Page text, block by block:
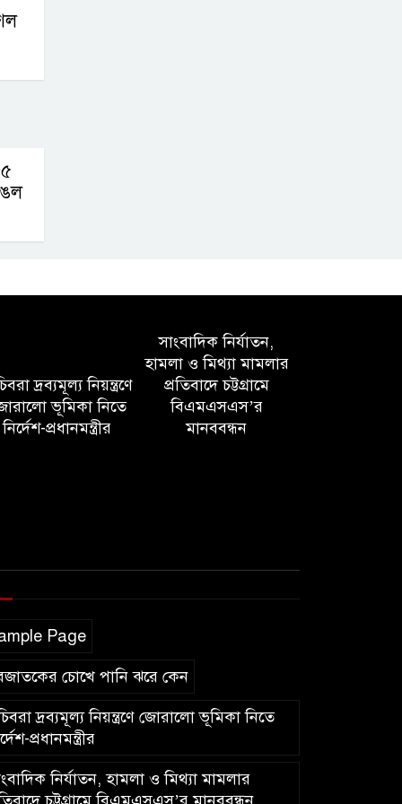
দ্রব্যমূল্য নিয়ন্ত্রণে
ভূমিকা নিতে
নির্দেশ-প্রধানমন্ত্রীর
সাংবাদিক নির্যাতন,
হামলা ও মিথ্যা মামলার
প্রতিবাদে চট্টগ্রামে
বিএমএসএস’র
মানববন্ধন
Page
চোখে পানি ঝরে কেন
দ্রব্যমূল্য নিয়ন্ত্রণে জোরালো ভূমিকা নিতে
প্রধানমন্ত্রীর
নির্যাতন, হামলা ও মিথ্যা মামলার
চট্টগ্রামে বিএমএসএস’র মানববন্ধন